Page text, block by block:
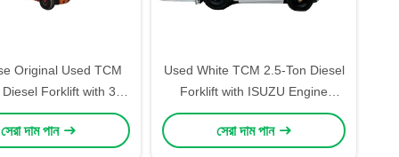
Original Used TCM
Forklift with 3-
Duty Steel Build
Environments
সেরা দাম পান
Used White TCM 2.5-Ton Diesel
Forklift with ISUZU Engine
Central Cylinder Robust
Performance for Warehouse
সেরা দাম পান